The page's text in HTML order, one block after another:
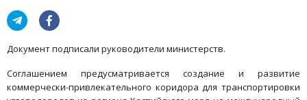
Документ подписали руководители министерств.
Соглашением предусматривается создание и развитие
коммерчески-привлекательного коридора для транспортировки